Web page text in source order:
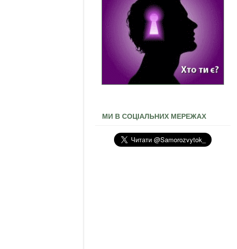
МИ В СОЦІАЛЬНИХ МЕРЕЖАХ